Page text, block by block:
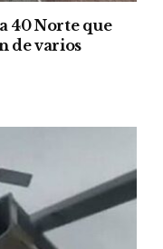
40 Norte que
de varios